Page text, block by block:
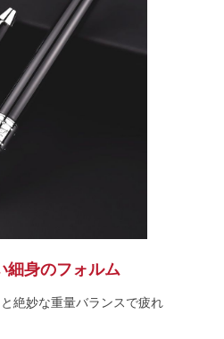
細身のフォルム
絶妙な重量バランスで疲れ